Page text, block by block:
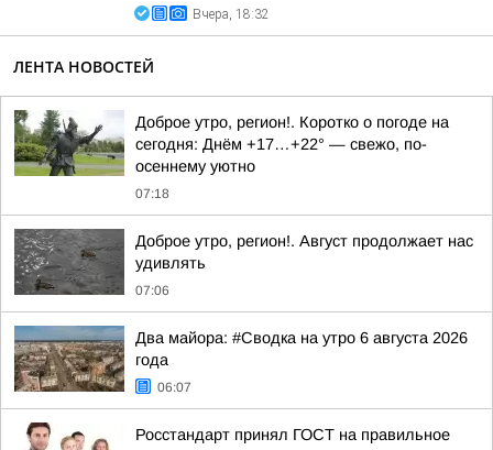
Вчера, 18:32
ЛЕНТА НОВОСТЕЙ
Доброе утро, регион!. Коротко о погоде на
сегодня: Днём +17…+22° — свежо, по-
осеннему уютно
07:18
Доброе утро, регион!. Август продолжает нас
удивлять
07:06
Два майора: #Сводка на утро 6 августа 2026
года
06:07
Росстандарт принял ГОСТ на правильное